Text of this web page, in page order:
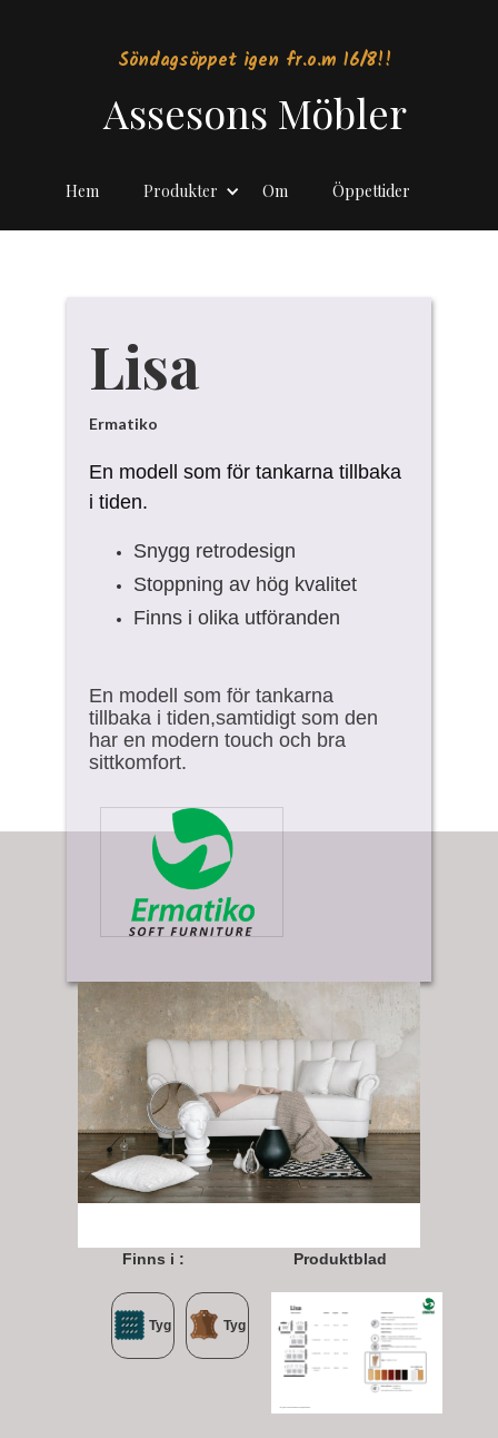
Söndagsöppet igen fr.o.m 16/8!!
Assesons Möbler
Hem Produkter Om Öppettider
Lisa
Ermatiko
En modell som för tankarna tillbaka
i tiden.
Snygg retrodesign
Stoppning av hög kvalitet
Finns i olika utföranden
En modell som för tankarna
tillbaka i tiden,samtidigt som den
har en modern touch och bra
sittkomfort.
Finns i :
Tyg Tyg
Produktblad